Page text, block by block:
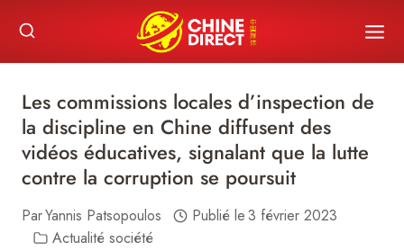
content
Les commissions locales d’inspection de
la discipline en Chine diffusent des
vidéos éducatives, signalant que la lutte
contre la corruption se poursuit
ParYannis Patsopoulos Publié le3 février 2023
Actualité société